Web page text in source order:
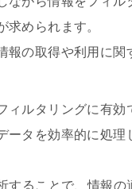
求められます。
報の取得や利用に
ルタリングに有効
ータを効率的に処
することで、情報の